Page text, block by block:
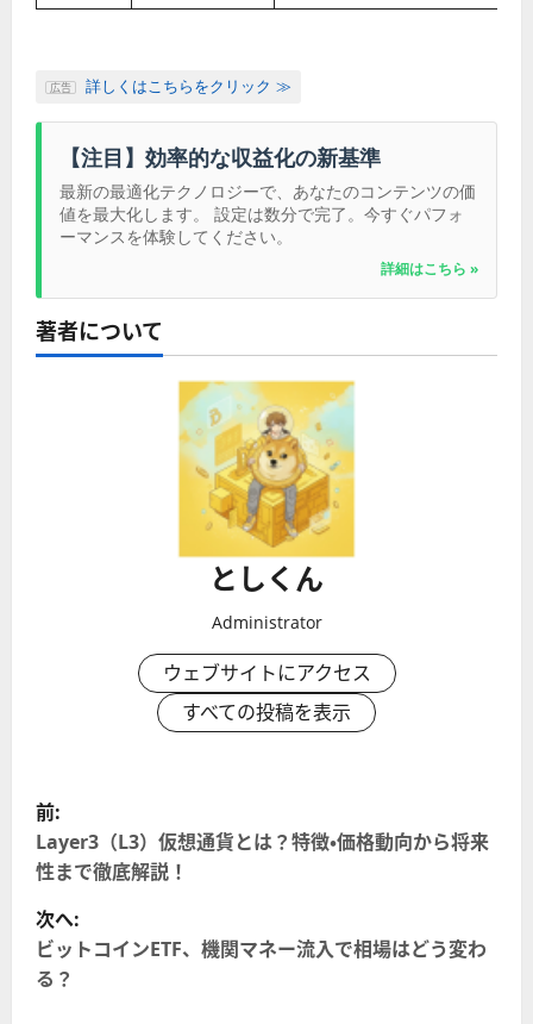
広告 詳しくはこちらをクリック ≫
【注目】効率的な収益化の新基準
最新の最適化テクノロジーで、あなたのコンテンツの価
値を最大化します。 設定は数分で完了。今すぐパフォ
ーマンスを体験してください。
詳細はこちら »
著者について
としくん
Administrator
ウェブサイトにアクセス
すべての投稿を表示
投
稿
ナ
ビ
ゲ
前:
Layer3（L3）仮想通貨とは？特徴・価格動向から将来
性まで徹底解説！
次へ:
ビットコインETF、機関マネー流入で相場はどう変わ
る？